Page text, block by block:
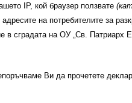
IP, кой браузер ползвате
на потребителите за
в сградата на ОУ „Св. Патриарх
Ви да прочетете